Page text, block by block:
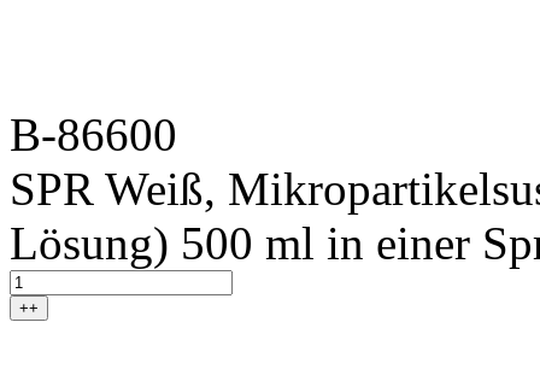
B-86600
SPR Weiß,
Lösung) 500 ml in einer
++